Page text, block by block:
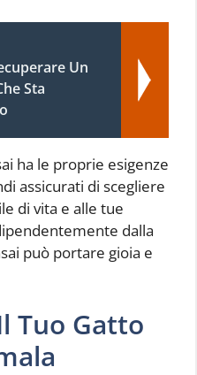
Un
Sta
ha le proprie esigenze
assicurati di scegliere
di vita e alle tue
dalla
può portare gioia e
Tuo Gatto